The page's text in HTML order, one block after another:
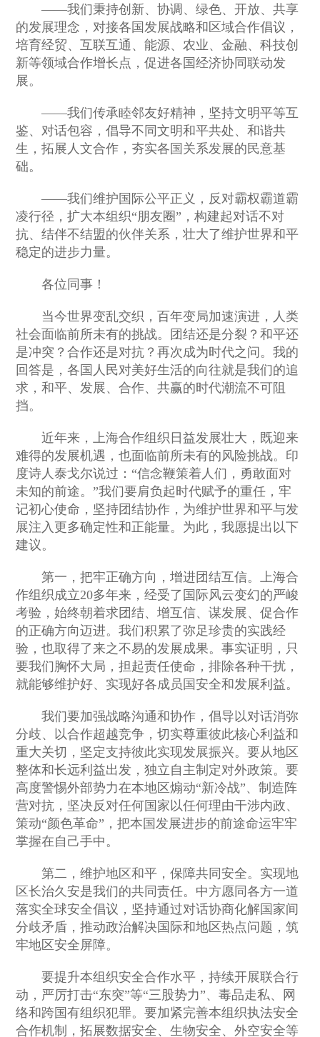
——我们秉持创新、协调、绿色、开放、共享
的发展理念，对接各国发展战略和区域合作倡议，
培育经贸、互联互通、能源、农业、金融、科技创
新等领域合作增长点，促进各国经济协同联动发
展。
——我们传承睦邻友好精神，坚持文明平等互
鉴、对话包容，倡导不同文明和平共处、和谐共
生，拓展人文合作，夯实各国关系发展的民意基
础。
——我们维护国际公平正义，反对霸权霸道霸
凌行径，扩大本组织“朋友圈”，构建起对话不对
抗、结伴不结盟的伙伴关系，壮大了维护世界和平
稳定的进步力量。
各位同事！
当今世界变乱交织，百年变局加速演进，人类
社会面临前所未有的挑战。团结还是分裂？和平还
是冲突？合作还是对抗？再次成为时代之问。我的
回答是，各国人民对美好生活的向往就是我们的追
求，和平、发展、合作、共赢的时代潮流不可阻
挡。
近年来，上海合作组织日益发展壮大，既迎来
难得的发展机遇，也面临前所未有的风险挑战。印
度诗人泰戈尔说过：“信念鞭策着人们，勇敢面对
未知的前途。”我们要肩负起时代赋予的重任，牢
记初心使命，坚持团结协作，为维护世界和平与发
展注入更多确定性和正能量。为此，我愿提出以下
建议。
第一，把牢正确方向，增进团结互信。上海合
作组织成立20多年来，经受了国际风云变幻的严峻
考验，始终朝着求团结、增互信、谋发展、促合作
的正确方向迈进。我们积累了弥足珍贵的实践经
验，也取得了来之不易的发展成果。事实证明，只
要我们胸怀大局，担起责任使命，排除各种干扰，
就能够维护好、实现好各成员国安全和发展利益。
我们要加强战略沟通和协作，倡导以对话消弥
分歧、以合作超越竞争，切实尊重彼此核心利益和
重大关切，坚定支持彼此实现发展振兴。要从地区
整体和长远利益出发，独立自主制定对外政策。要
高度警惕外部势力在本地区煽动“新冷战”、制造阵
营对抗，坚决反对任何国家以任何理由干涉内政、
策动“颜色革命”，把本国发展进步的前途命运牢牢
掌握在自己手中。
第二，维护地区和平，保障共同安全。实现地
区长治久安是我们的共同责任。中方愿同各方一道
落实全球安全倡议，坚持通过对话协商化解国家间
分歧矛盾，推动政治解决国际和地区热点问题，筑
牢地区安全屏障。
要提升本组织安全合作水平，持续开展联合行
动，严厉打击“东突”等“三股势力”、毒品走私、网
络和跨国有组织犯罪。要加紧完善本组织执法安全
合作机制，拓展数据安全、生物安全、外空安全等